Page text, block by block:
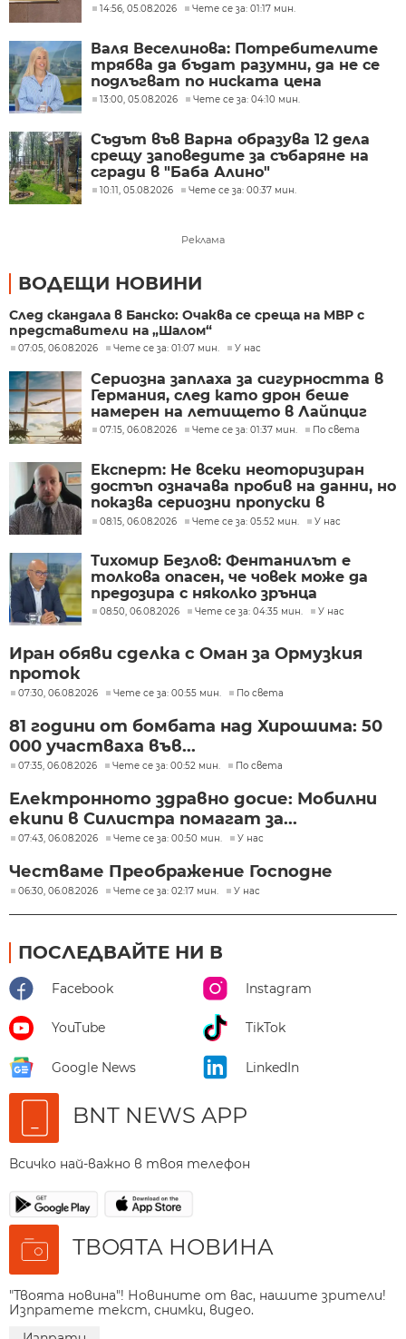
14:56, 05.08.2026 Чете се за: 01:17 мин.
Валя Веселинова: Потребителите
трябва да бъдат разумни, да не се
подлъгват по ниската цена
13:00, 05.08.2026 Чете се за: 04:10 мин.
Съдът във Варна образува 12 дела
срещу заповедите за събаряне на
сгради в "Баба Алино"
10:11, 05.08.2026 Чете се за: 00:37 мин.
Реклама
ВОДЕЩИ НОВИНИ
След скандала в Банско: Очаква се среща на МВР с
представители на „Шалом“
07:05, 06.08.2026 Чете се за: 01:07 мин. У нас
Сериозна заплаха за сигурността в
Германия, след като дрон беше
намерен на летището в Лайпциг
07:15, 06.08.2026 Чете се за: 01:37 мин. По света
Експерт: Не всеки неоторизиран
достъп означава пробив на данни, но
показва сериозни пропуски в
киберсигурността
08:15, 06.08.2026 Чете се за: 05:52 мин. У нас
Тихомир Безлов: Фентанилът е
толкова опасен, че човек може да
предозира с няколко зрънца
08:50, 06.08.2026 Чете се за: 04:35 мин. У нас
Иран обяви сделка с Оман за Ормузкия
проток
07:30, 06.08.2026 Чете се за: 00:55 мин. По света
81 години от бомбата над Хирошима: 50
000 участваха във...
07:35, 06.08.2026 Чете се за: 00:52 мин. По света
Електронното здравно досие: Мобилни
екипи в Силистра помагат за...
07:43, 06.08.2026 Чете се за: 00:50 мин. У нас
Честваме Преображение Господне
06:30, 06.08.2026 Чете се за: 02:17 мин. У нас
ПОСЛЕДВАЙТЕ НИ В
Facebook Instagram
YouTube TikTok
Google News LinkedIn
BNT NEWS APP
Всичко най-важно в твоя телефон
ТВОЯТА НОВИНА
"Твоята новина"! Новините от вас, нашите зрители!
Изпратете текст, снимки, видео.